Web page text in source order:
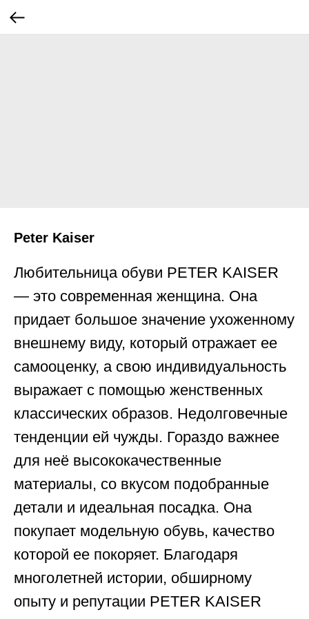
Peter Kaiser
Любительница обуви PETER KAISER
— это современная женщина. Она
придает большое значение ухоженному
внешнему виду, который отражает ее
самооценку, а свою индивидуальность
выражает с помощью женственных
классических образов. Недолговечные
тенденции ей чужды. Гораздо важнее
для неё высококачественные
материалы, со вкусом подобранные
детали и идеальная посадка. Она
покупает модельную обувь, качество
которой ее покоряет. Благодаря
многолетней истории, обширному
опыту и репутации PETER KAISER